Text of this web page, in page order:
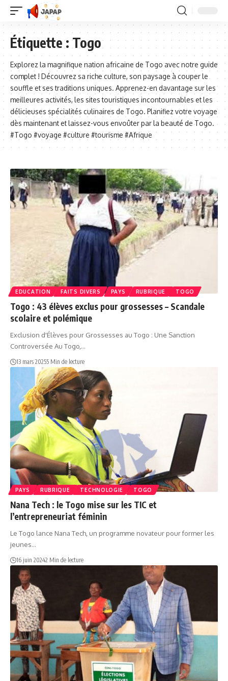
Étiquette :Togo
Explorez la magnifique nation africaine de Togo avec notre guide
complet ! Découvrez sa riche culture, son paysage à couper le
souffle et ses traditions uniques. Apprenez-en davantage sur les
meilleures activités, les sites touristiques incontournables et les
délicieuses spécialités culinaires de Togo. Planifiez votre voyage
dès maintenant et laissez-vous envoûter par la beauté de Togo.
#Togo #voyage #culture #tourisme #Afrique
EDUCATION FAITS DIVERS PAYS RUBRIQUE TOGO
Togo : 43 élèves exclus pour grossesses – Scandale
scolaire et polémique
Exclusion d'Élèves pour Grossesses au Togo : Une Sanction
Controversée Au Togo,…
13 mars 20255 Min de lecture
PAYS RUBRIQUE TECHNOLOGIE TOGO
Nana Tech : le Togo mise sur les TIC et
l’entrepreneuriat féminin
Le Togo lance Nana Tech, un programme novateur pour former les
jeunes…
16 juin 20242 Min de lecture